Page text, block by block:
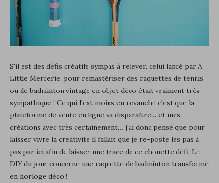
S'il est des défis créatifs sympas à relever, celui lancé par A
Little Mercerie, pour remastériser des raquettes de tennis
ou de badminton vintage en objet déco était vraiment très
sympathique ! Ce qui l'est moins en revanche c'est que la
plateforme de vente en ligne va disparaître… et mes
créations avec très certainement… j'ai donc pensé que pour
laisser vivre la créativité il fallait que je re-poste les pas à
pas par ici afin de laisser une trace de ce chouette défi. Le
DIY du jour concerne une raquette de badminton transformé
en horloge déco !